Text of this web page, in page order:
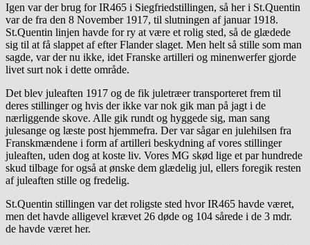
Igen var der brug for IR465 i Siegfriedstillingen, så her i St.Quentin
var de fra den 8 November 1917, til slutningen af januar 1918.
St.Quentin linjen havde for ry at være et rolig sted, så de glædede
sig til at få slappet af efter Flander slaget. Men helt så stille som man
sagde, var der nu ikke, idet Franske artilleri og minenwerfer gjorde
livet surt nok i dette område.
Det blev juleaften 1917 og de fik juletræer transporteret frem til
deres stillinger og hvis der ikke var nok gik man på jagt i de
nærliggende skove. Alle gik rundt og hyggede sig, man sang
julesange og læste post hjemmefra. Der var sågar en julehilsen fra
Franskmændene i form af artilleri beskydning af vores stillinger
juleaften, uden dog at koste liv. Vores MG skød lige et par hundrede
skud tilbage for også at ønske dem glædelig jul, ellers foregik resten
af juleaften stille og fredelig.
St.Quentin stillingen var det roligste sted hvor IR465 havde været,
men det havde alligevel krævet 26 døde og 104 sårede i de 3 mdr.
de havde været her.